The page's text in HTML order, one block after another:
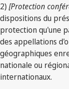
2) [Protection
dispositions du
protection qu'une
des appellations
géographiques
nationale ou
internationaux.